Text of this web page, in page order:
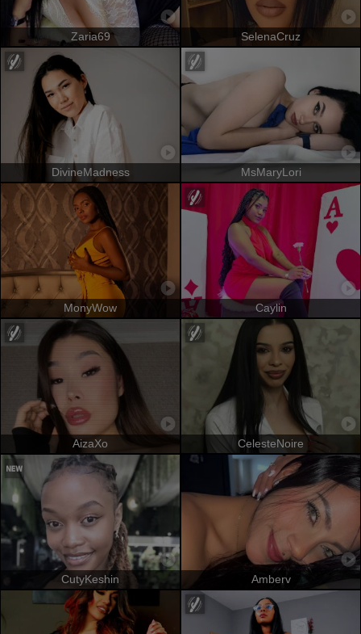
Zaria69 SelenaCruz
DivineMadness MsMaryLori
MonyWow Caylin
AizaXo CelesteNoire
CutyKeshin Amberv